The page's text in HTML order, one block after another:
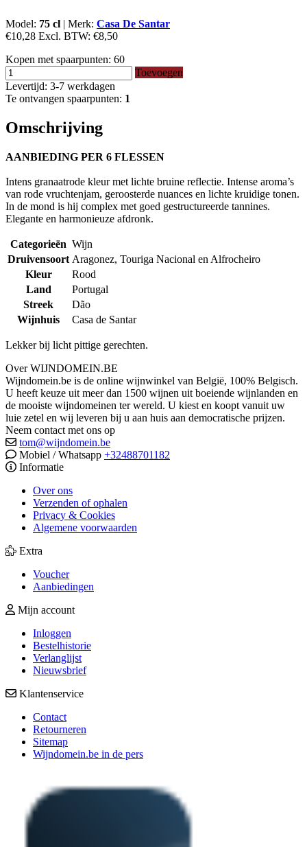
Model: 75 cl | Merk: Casa De Santar
€10,28 Excl. BTW: €8,50
Kopen met spaarpunten: 60
Toevoegen
Levertijd: 3-7 werkdagen
Te ontvangen spaarpunten: 1
Omschrijving
AANBIEDING PER 6 FLESSEN
Intens granaatrode kleur met lichte bruine reflectie. Intense aroma’s
van rode vruchtenjam, geroosterde nuances en lichte kruidige tonen.
In de mond is hij complex met goed gestructureerde tannines.
Elegante en harmonieuze afdronk.
Categorieën Wijn
Druivensoort Aragonez, Touriga Nacional en Alfrocheiro
Kleur
Rood
Land
Portugal
Streek
Dão
Wijnhuis
Casa de Santar
Lekker bij licht pittige gerechten.
Over WIJNDOMEIN.BE
Wijndomein.be is de online wijnwinkel van België, 100% Belgisch.
U heeft keuze uit meer dan 1500 wijnen uit boeiende wijnlanden en
de mooiste wijndomeinen ter wereld. U kiest en koopt vanuit uw
luie zetel en wij leveren bij u aan huis aan democratische prijzen.
Neem contact met ons op
tom@wijndomein.be
Mobiel / Whatsapp +32488701182
Informatie
Over ons
Verzenden of ophalen
Privacy & Cookies
Algemene voorwaarden
Extra
Voucher
Aanbiedingen
Mijn account
Inloggen
Bestelhistorie
Verlanglijst
Nieuwsbrief
Klantenservice
Contact
Retourneren
Sitemap
Wijndomein.be in de pers